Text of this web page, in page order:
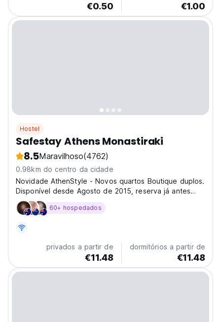
€0.50 €1.00
Hostel
Safestay Athens Monastiraki
8.5Maravilhoso(4762)
0.98km do centro da cidade
Novidade AthenStyle - Novos quartos Boutique duplos.
Disponível desde Agosto de 2015, reserva já antes
que se esgote! Aberto durante todo o ano, o Rooftop
Bar é coberto, tem aquecimento e uma visão de 360
60+ hospedados
privados a partir de
€11.48
dormitórios a partir de
€11.48